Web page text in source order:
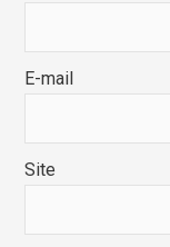
E-mail
Site